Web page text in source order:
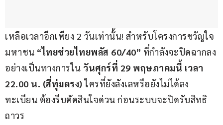
เหลือเวลาอีกเพียง 2 วันเท่านั้น! สำหรับโครงการขวัญใจ
มหาชน “ไทยช่วยไทยพลัส 60/40” ที่กำลังจะปิดฉากลง
อย่างเป็นทางการใน วันศุกร์ที่ 29 พฤษภาคมนี้ เวลา
22.00 น. (สี่ทุ่มตรง) ใครที่ยังลังเลหรือยังไม่ได้ลง
ทะเบียน ต้องรีบตัดสินใจด่วน ก่อนระบบจะปิดรับสิทธิ
ถาวร